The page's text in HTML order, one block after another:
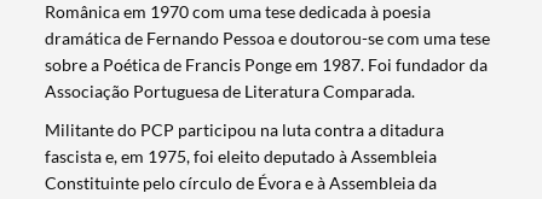
Românica em 1970 com uma tese dedicada à poesia
dramática de Fernando Pessoa e doutorou-se com uma tese
sobre a Poética de Francis Ponge em 1987. Foi fundador da
Associação Portuguesa de Literatura Comparada.
Militante do PCP participou na luta contra a ditadura
fascista e, em 1975, foi eleito deputado à Assembleia
Constituinte pelo círculo de Évora e à Assembleia da